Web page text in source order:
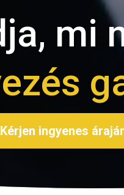
mi
Kérjen ingyenes